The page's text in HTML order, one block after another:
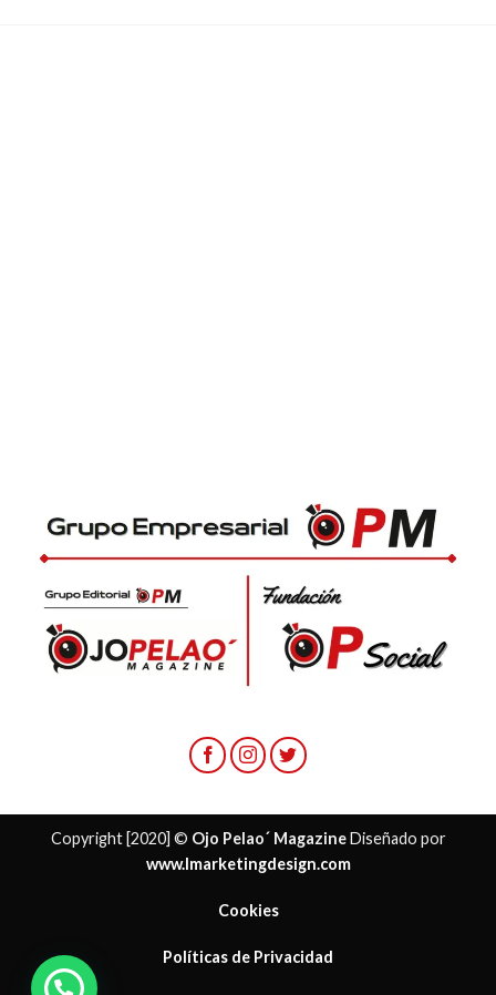
Copyright [2020] © Ojo Pelao´ MagazineDiseñado por
www.lmarketingdesign.com
Cookies
Políticas de Privacidad